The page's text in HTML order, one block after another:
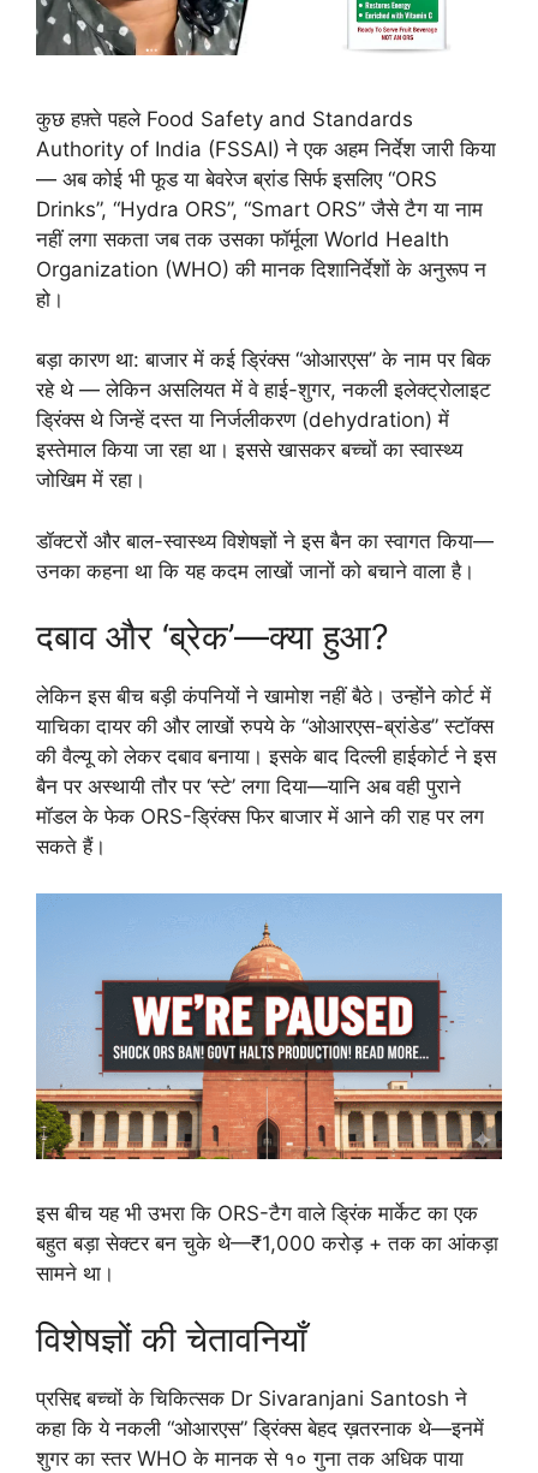
कुछ हफ़्ते पहले Food Safety and Standards
Authority of India (FSSAI) ने एक अहम निर्देश जारी किया
— अब कोई भी फूड या बेवरेज ब्रांड सिर्फ इसलिए “ORS
Drinks”, “Hydra ORS”, “Smart ORS” जैसे टैग या नाम
नहीं लगा सकता जब तक उसका फॉर्मूला World Health
Organization (WHO) की मानक दिशानिर्देशों के अनुरूप न
हो।
बड़ा कारण था: बाजार में कई ड्रिंक्स “ओआरएस” के नाम पर बिक
रहे थे — लेकिन असलियत में वे हाई-शुगर, नकली इलेक्ट्रोलाइट
ड्रिंक्स थे जिन्हें दस्त या निर्जलीकरण (dehydration) में
इस्तेमाल किया जा रहा था। इससे खासकर बच्चों का स्वास्थ्य
जोखिम में रहा।
डॉक्टरों और बाल-स्वास्थ्य विशेषज्ञों ने इस बैन का स्वागत किया—
उनका कहना था कि यह कदम लाखों जानों को बचाने वाला है।
दबाव और ‘ब्रेक’—क्या हुआ?
लेकिन इस बीच बड़ी कंपनियों ने खामोश नहीं बैठे। उन्होंने कोर्ट में
याचिका दायर की और लाखों रुपये के “ओआरएस-ब्रांडेड” स्टॉक्स
की वैल्यू को लेकर दबाव बनाया। इसके बाद दिल्ली हाईकोर्ट ने इस
बैन पर अस्थायी तौर पर ‘स्टे’ लगा दिया—यानि अब वही पुराने
मॉडल के फेक ORS-ड्रिंक्स फिर बाजार में आने की राह पर लग
सकते हैं।
इस बीच यह भी उभरा कि ORS-टैग वाले ड्रिंक मार्केट का एक
बहुत बड़ा सेक्टर बन चुके थे—₹1,000 करोड़ + तक का आंकड़ा
सामने था।
विशेषज्ञों की चेतावनियाँ
प्रसिद्द बच्चों के चिकित्सक Dr Sivaranjani Santosh ने
कहा कि ये नकली “ओआरएस” ड्रिंक्स बेहद ख़तरनाक थे—इनमें
शुगर का स्तर WHO के मानक से १० गुना तक अधिक पाया